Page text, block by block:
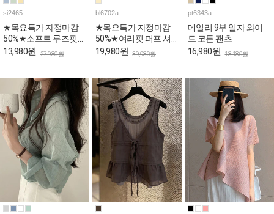
si2465
★목요특가 자정마감
50%★소프트 루즈핏
롤업 캡소매 카라 셔츠
13,980원 27,980원
bl6702a
★목요특가 자정마감
50%★여리핏 퍼프 셔
링 반소매 블라우스
19,980원 39,980원
pt6343a
데일리 9부 일자 와이
드 코튼 팬츠
16,980원 18,180원